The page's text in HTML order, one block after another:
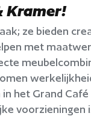
Kramer!
ze bieden
met
het Grand
voorzieningen